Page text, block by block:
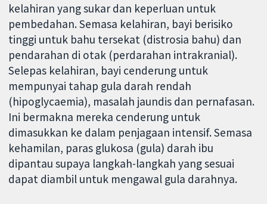
kelahiran yang sukar dan keperluan untuk
pembedahan. Semasa kelahiran, bayi berisiko
tinggi untuk bahu tersekat (distrosia bahu) dan
pendarahan di otak (perdarahan intrakranial).
Selepas kelahiran, bayi cenderung untuk
mempunyai tahap gula darah rendah
(hipoglycaemia), masalah jaundis dan pernafasan.
Ini bermakna mereka cenderung untuk
dimasukkan ke dalam penjagaan intensif. Semasa
kehamilan, paras glukosa (gula) darah ibu
dipantau supaya langkah-langkah yang sesuai
dapat diambil untuk mengawal gula darahnya.